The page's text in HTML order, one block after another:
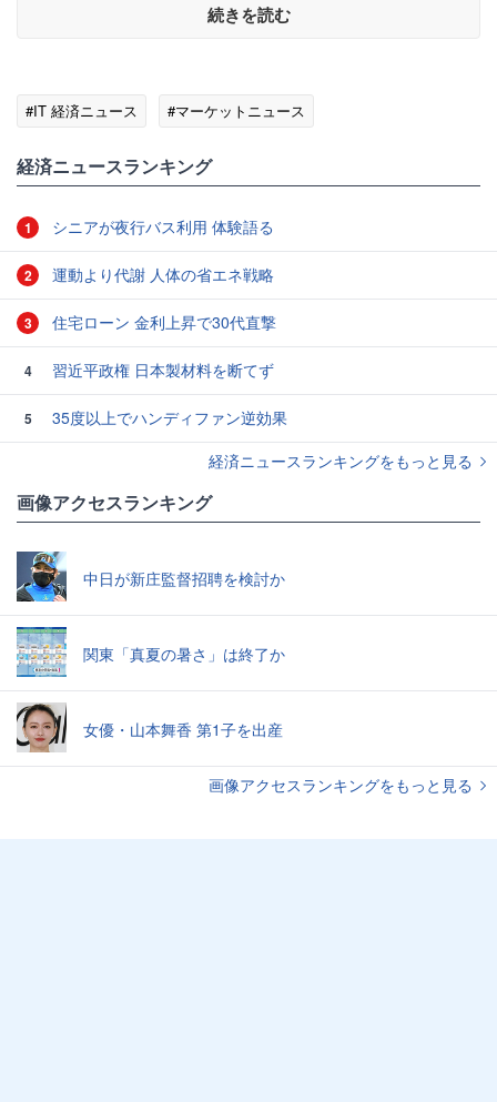
続きを読む
#IT 経済ニュース #マーケットニュース
経済ニュースランキング
1 シニアが夜行バス利用 体験語る
2 運動より代謝 人体の省エネ戦略
3 住宅ローン 金利上昇で30代直撃
4 習近平政権 日本製材料を断てず
5
35度以上でハンディファン逆効果
経済ニュースランキングをもっと見る
画像アクセスランキング
中日が新庄監督招聘を検討か
関東「真夏の暑さ」は終了か
女優・山本舞香 第1子を出産
画像アクセスランキングをもっと見る